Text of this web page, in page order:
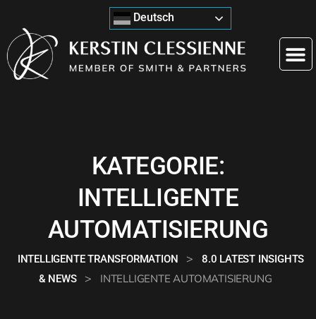
Deutsch
KATEGORIE:
INTELLIGENTE
AUTOMATISIERUNG
INTELLIGENTE TRANSFORMATION >
8.0 LATEST INSIGHTS
& NEWS
> INTELLIGENTE AUTOMATISIERUNG